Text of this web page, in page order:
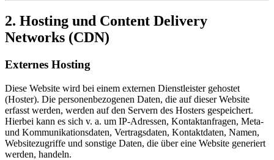
2. Hosting und Content Delivery
Networks (CDN)
Externes Hosting
Diese Website wird bei einem externen Dienstleister gehostet
(Hoster). Die personenbezogenen Daten, die auf dieser Website
erfasst werden, werden auf den Servern des Hosters gespeichert.
Hierbei kann es sich v. a. um IP-Adressen, Kontaktanfragen, Meta-
und Kommunikationsdaten, Vertragsdaten, Kontaktdaten, Namen,
Websitezugriffe und sonstige Daten, die über eine Website generiert
werden, handeln.